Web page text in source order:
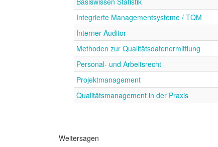
Integrierte Managementsysteme / TQM
Interner Auditor
Methoden zur Qualitätsdatenermittlung
Personal- und Arbeitsrecht
Projektmanagement
Qualitätsmanagement in der Praxis
Weitersagen